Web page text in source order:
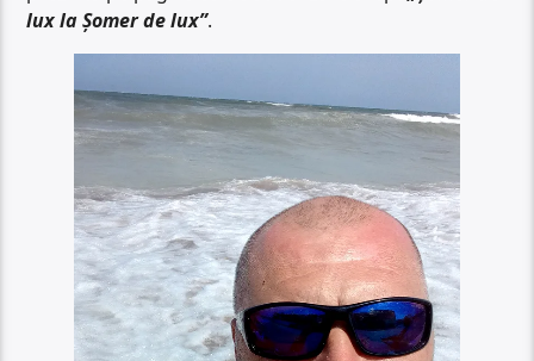
lux la Șomer de lux”.